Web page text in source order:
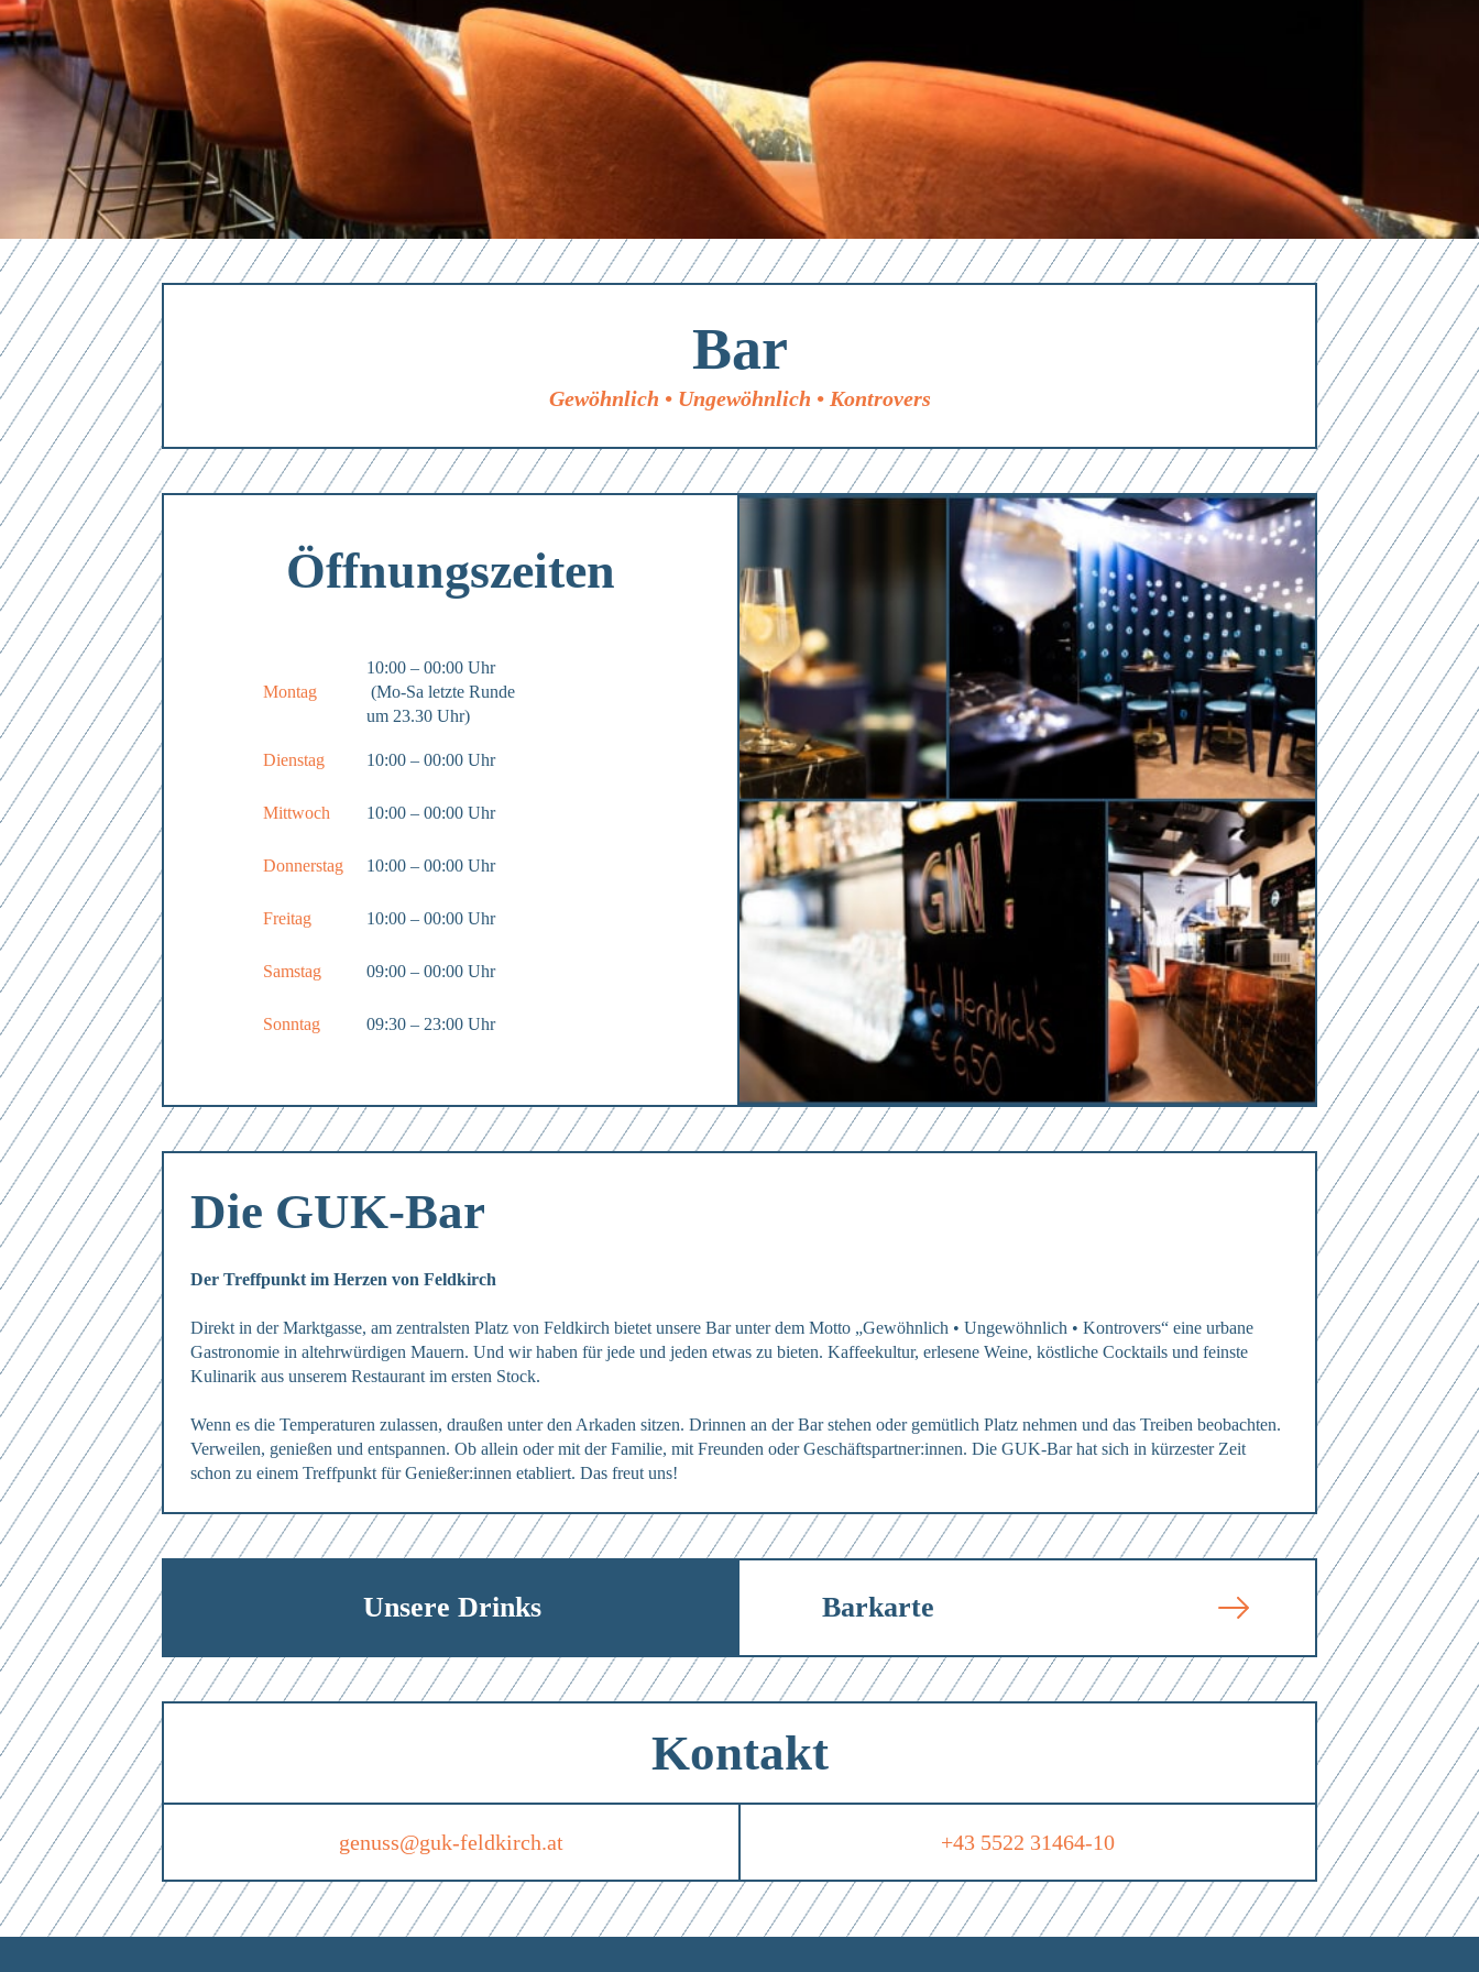
Bar
Gewöhnlich • Ungewöhnlich • Kontrovers
Öffnungszeiten
Montag
10:00 – 00:00 Uhr
(Mo-Sa letzte Runde
um 23.30 Uhr)
Dienstag 10:00 – 00:00 Uhr
Mittwoch 10:00 – 00:00 Uhr
Donnerstag 10:00 – 00:00 Uhr
Freitag 10:00 – 00:00 Uhr
Samstag 09:00 – 00:00 Uhr
Sonntag 09:30 – 23:00 Uhr
Die GUK-Bar
Der Treffpunkt im Herzen von Feldkirch
Direkt in der Marktgasse, am zentralsten Platz von Feldkirch bietet unsere Bar unter dem Motto „Gewöhnlich • Ungewöhnlich • Kontrovers“ eine urbane
Gastronomie in altehrwürdigen Mauern. Und wir haben für jede und jeden etwas zu bieten. Kaffeekultur, erlesene Weine, köstliche Cocktails und feinste
Kulinarik aus unserem Restaurant im ersten Stock.
Wenn es die Temperaturen zulassen, draußen unter den Arkaden sitzen. Drinnen an der Bar stehen oder gemütlich Platz nehmen und das Treiben beobachten.
Verweilen, genießen und entspannen. Ob allein oder mit der Familie, mit Freunden oder Geschäftspartner:innen. Die GUK-Bar hat sich in kürzester Zeit
schon zu einem Treffpunkt für Genießer:innen etabliert. Das freut uns!
Unsere Drinks Barkarte
Kontakt
genuss@guk-feldkirch.at +43 5522 31464-10
Anmelden
Mit dem Absenden des Formulars erkläre ich mich einverstanden mit den Datenschutzbestimmungen
Hierher ziehen & fallen lassen
oder
Mit dem Absenden des Formulars erkläre ich mich einverstanden mit denDatenschutzbestimmungen
Abschicken
Mit dem Absenden des Formulars erkläre ich mich einverstanden mit den
Abschicken